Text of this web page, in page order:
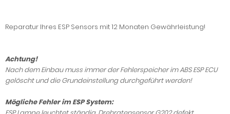
Reparatur Ihres ESP Sensors mit 12 Monaten Gewährleistung!
Achtung!
Nach dem Einbau muss immer der Fehlerspeicher im ABS ESP ECU
gelöscht und die Grundeinstellung durchgeführt werden!
Mögliche Fehler im ESP System: